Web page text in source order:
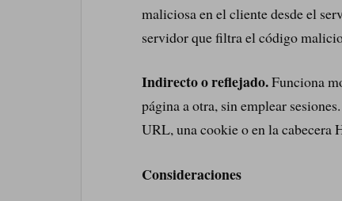
maliciosa en el cliente desde el
servidor que filtra el código
Indirecto o reflejado.Funciona
página a otra, sin emplear
URL, una cookie o en la cabecera
Consideraciones